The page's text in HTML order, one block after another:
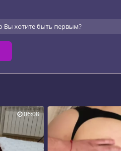
Вы хотите быть первым?
06:08